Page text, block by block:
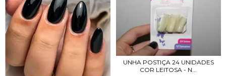
UNHA POSTIÇA 24 UNIDADES
COR LEITOSA - N...